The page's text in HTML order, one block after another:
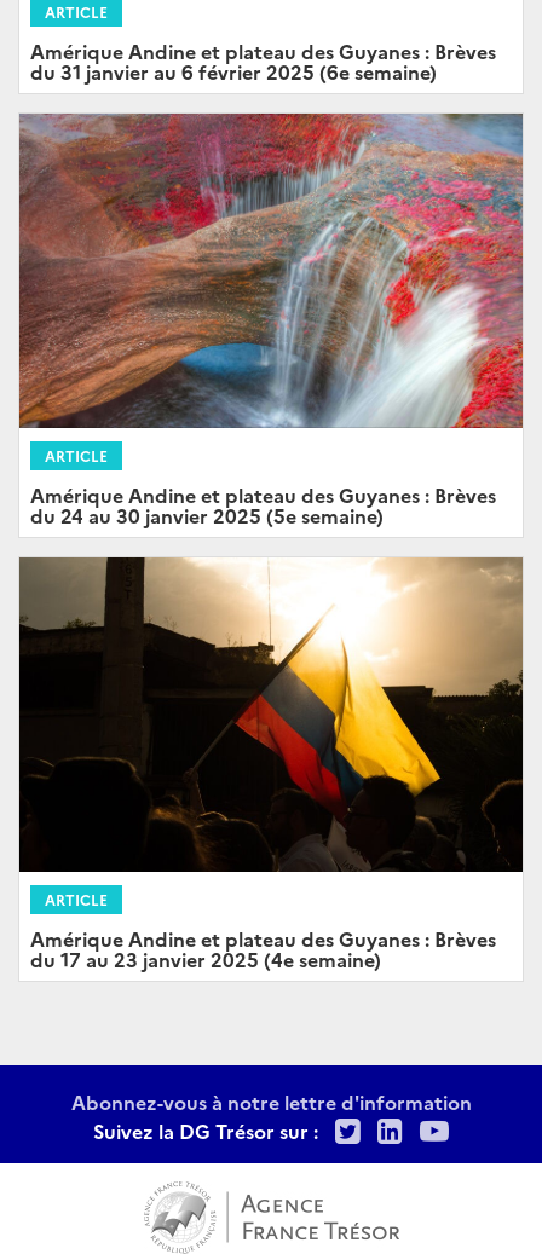
ARTICLE
Amérique Andine et plateau des Guyanes : Brèves
du 31 janvier au 6 février 2025 (6e semaine)
ARTICLE
Amérique Andine et plateau des Guyanes : Brèves
du 24 au 30 janvier 2025 (5e semaine)
ARTICLE
Amérique Andine et plateau des Guyanes : Brèves
du 17 au 23 janvier 2025 (4e semaine)
Abonnez-vous à notre lettre d'information
Suivez la DG Trésor sur :
TwitterLinkedIn